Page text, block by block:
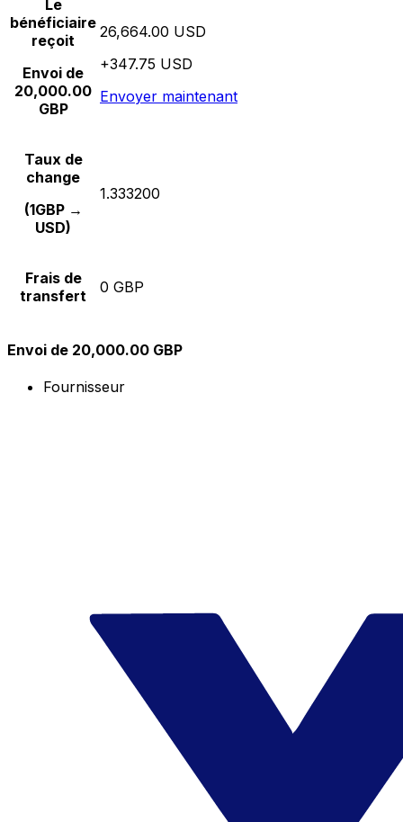
Le
bénéficiaire
reçoit
Envoi de
20,000.00
GBP
26,664.00 USD
+347.75 USD
Envoyer maintenant
Taux de
change
(1GBP →
USD)
1.333200
Frais de
transfert
0 GBP
Envoi de 20,000.00 GBP
Fournisseur